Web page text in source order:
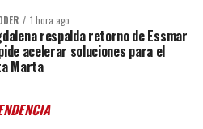
1 hora ago
respalda retorno de Essmar
acelerar soluciones para el
Marta